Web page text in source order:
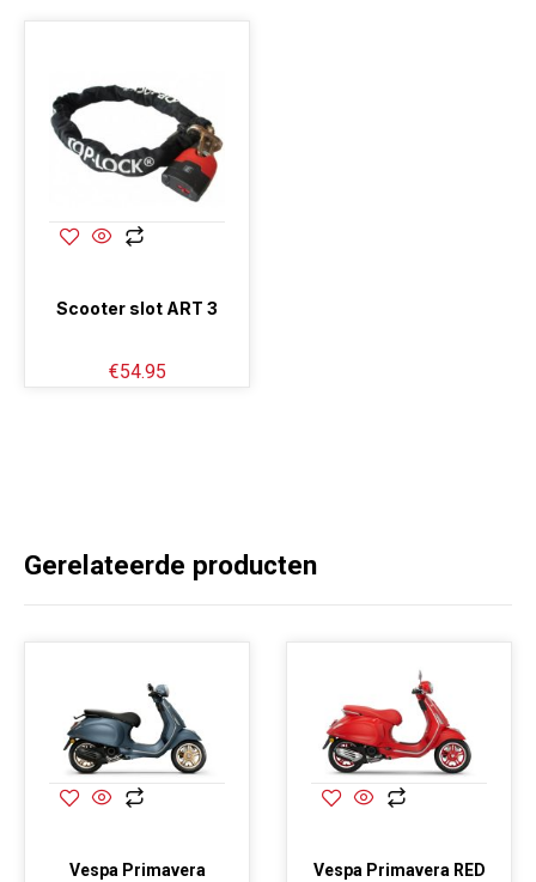
Scooter slot ART 3
€54.95
Gerelateerde producten
Vespa Primavera
Vespa Primavera RED